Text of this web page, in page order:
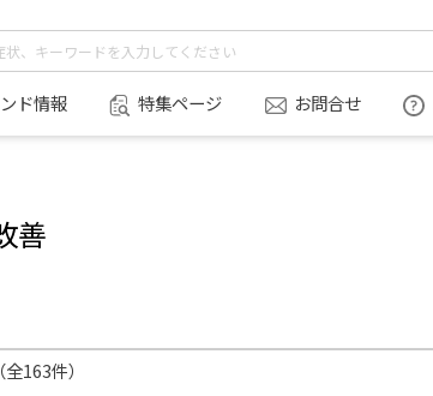
ド情報 特集ページ お問合せ
善
163件）